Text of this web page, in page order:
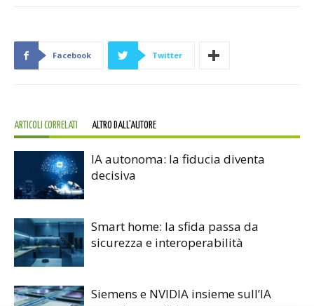
Facebook Twitter
ARTICOLI CORRELATI ALTRO DALL'AUTORE
IA autonoma: la fiducia diventa
decisiva
Smart home: la sfida passa da
sicurezza e interoperabilità
Siemens e NVIDIA insieme sull’IA